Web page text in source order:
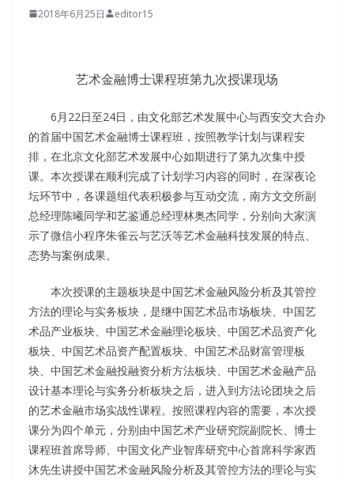
2018年6月25日 editor15
艺术金融博士课程班第九次授课现场
6月22日至24日，由文化部艺术发展中心与西安交大合办
的首届中国艺术金融博士课程班，按照教学计划与课程安
排，在北京文化部艺术发展中心如期进行了第九次集中授
课。本次授课在顺利完成了计划学习内容的同时，在深夜论
坛环节中，各课题组代表积极参与互动交流，南方文交所副
总经理陈曦同学和艺鉴通总经理林奥杰同学，分别向大家演
示了微信小程序朱雀云与艺沃等艺术金融科技发展的特点、
态势与案例成果。
本次授课的主题板块是中国艺术金融风险分析及其管控
方法的理论与实务板块，是继中国艺术品市场板块、中国艺
术品产业板块、中国艺术金融理论板块、中国艺术品资产化
板块、中国艺术品资产配置板块、中国艺术品财富管理板
块、中国艺术金融投融资分析方法板块、中国艺术金融产品
设计基本理论与实务分析板块之后，进入到方法论团块之后
的艺术金融市场实战性课程。按照课程内容的需要，本次授
课分为四个单元，分别由中国艺术产业研究院副院长、博士
课程班首席导师、中国文化产业智库研究中心首席科学家西
沐先生讲授中国艺术金融风险分析及其管控方法的理论与实